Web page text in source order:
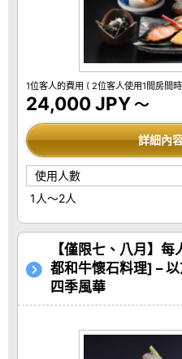
1位客人的費用 ( 2位客人使用1間房間
24,000 JPY～
詳細內
使用人數
1人～2人
【僅限七、八月】
都和牛懷石料理] –
四季風華